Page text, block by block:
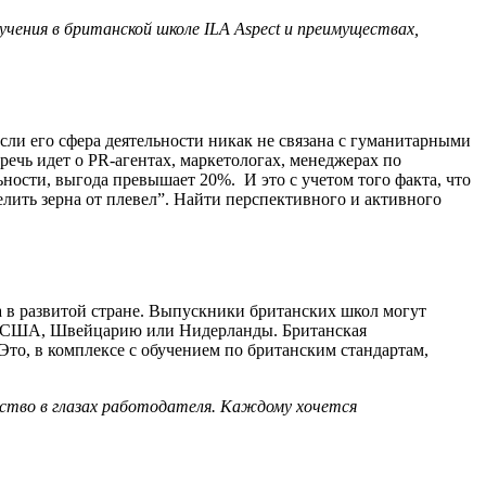
в британской школе ILA Aspect и преимуществах,
его сфера деятельности никак не связана с гуманитарными
идет о PR-агентах, маркетологах, менеджерах по
выгода превышает 20%. И это с учетом того факта, что
зерна от плевел”. Найти перспективного и активного
развитой стране. Выпускники британских школ могут
США, Швейцарию или Нидерланды. Британская
в комплексе с обучением по британским стандартам,
в глазах работодателя. Каждому хочется